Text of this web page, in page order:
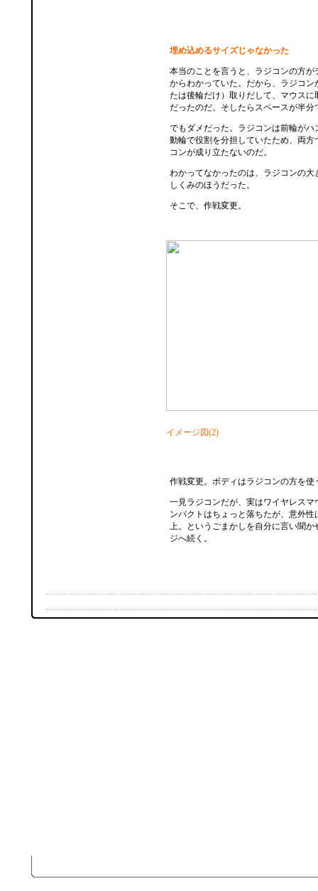
埋め込めるサイズじゃなかった
本当のことを言うと、ラジコンの方が
からわかっていた。だから、ラジコン
たは後輪だけ）取りだして、マウスに
だったのだ。そしたらスペースが半分
でもダメだった。ラジコンは前輪がハ
動輪で役割を分担していたため、両方
コンが成り立たないのだ。
わかってなかったのは、ラジコンの大
しくみのほうだった。
そこで、作戦変更。
イメージ図(2)
作戦変更。ボディはラジコンの方を使
一見ラジコンだが、実はワイヤレスマ
ンパクトはちょっと落ちたが、意外性
上。というごまかしを自分に言い聞か
ジへ続く。